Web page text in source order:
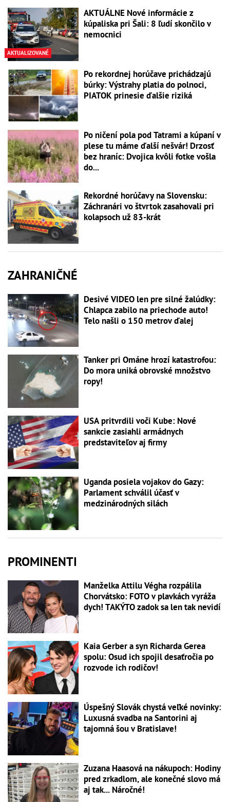
AKTUALIZOVANÉ
AKTUÁLNE Nové informácie z
kúpaliska pri Šali: 8 ľudí skončilo v
nemocnici
Po rekordnej horúčave prichádzajú
búrky: Výstrahy platia do polnoci,
PIATOK prinesie ďalšie riziká
Po ničení pola pod Tatrami a kúpaní v
plese tu máme ďalší nešvár! Drzosť
bez hraníc: Dvojica kvôli fotke vošla
do...
Rekordné horúčavy na Slovensku:
Záchranári vo štvrtok zasahovali pri
kolapsoch už 83-krát
ZAHRANIČNÉ
Desivé VIDEO len pre silné žalúdky:
Chlapca zabilo na priechode auto!
Telo našli o 150 metrov ďalej
Tanker pri Ománe hrozí katastrofou:
Do mora uniká obrovské množstvo
ropy!
USA pritvrdili voči Kube: Nové
sankcie zasiahli armádnych
predstaviteľov aj firmy
Uganda posiela vojakov do Gazy:
Parlament schválil účasť v
medzinárodných silách
PROMINENTI
Manželka Attilu Végha rozpálila
Chorvátsko: FOTO v plavkách vyráža
dych! TAKÝTO zadok sa len tak nevidí
Kaia Gerber a syn Richarda Gerea
spolu: Osud ich spojil desaťročia po
rozvode ich rodičov!
Úspešný Slovák chystá veľké novinky:
Luxusná svadba na Santorini aj
tajomná šou v Bratislave!
Zuzana Haasová na nákupoch: Hodiny
pred zrkadlom, ale konečné slovo má
aj tak... Náročné!